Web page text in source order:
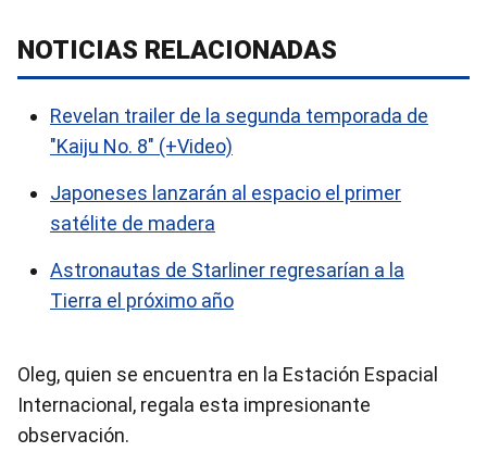
NOTICIAS RELACIONADAS
Revelan trailer de la segunda temporada de
"Kaiju No. 8″ (+Video)
Japoneses lanzarán al espacio el primer
satélite de madera
Astronautas de Starliner regresarían a la
Tierra el próximo año
Oleg, quien se encuentra en la Estación Espacial
Internacional, regala esta impresionante
observación.